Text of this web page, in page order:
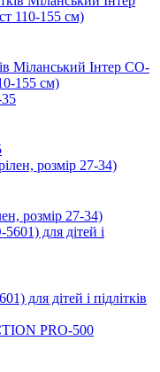
Міланський Інтер CO-
155 см)
розмір 27-34)
для дітей і підлітків